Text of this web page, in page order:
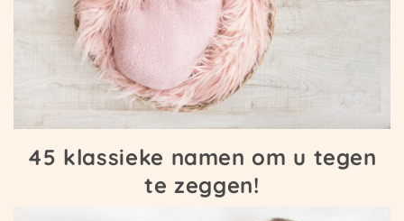
45 klassieke namen om u tegen
te zeggen!